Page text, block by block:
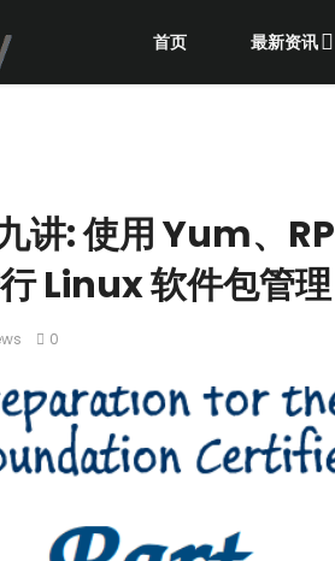
首页 最新资讯
讲: 使用 Yum、
Linux 软件包管理
0